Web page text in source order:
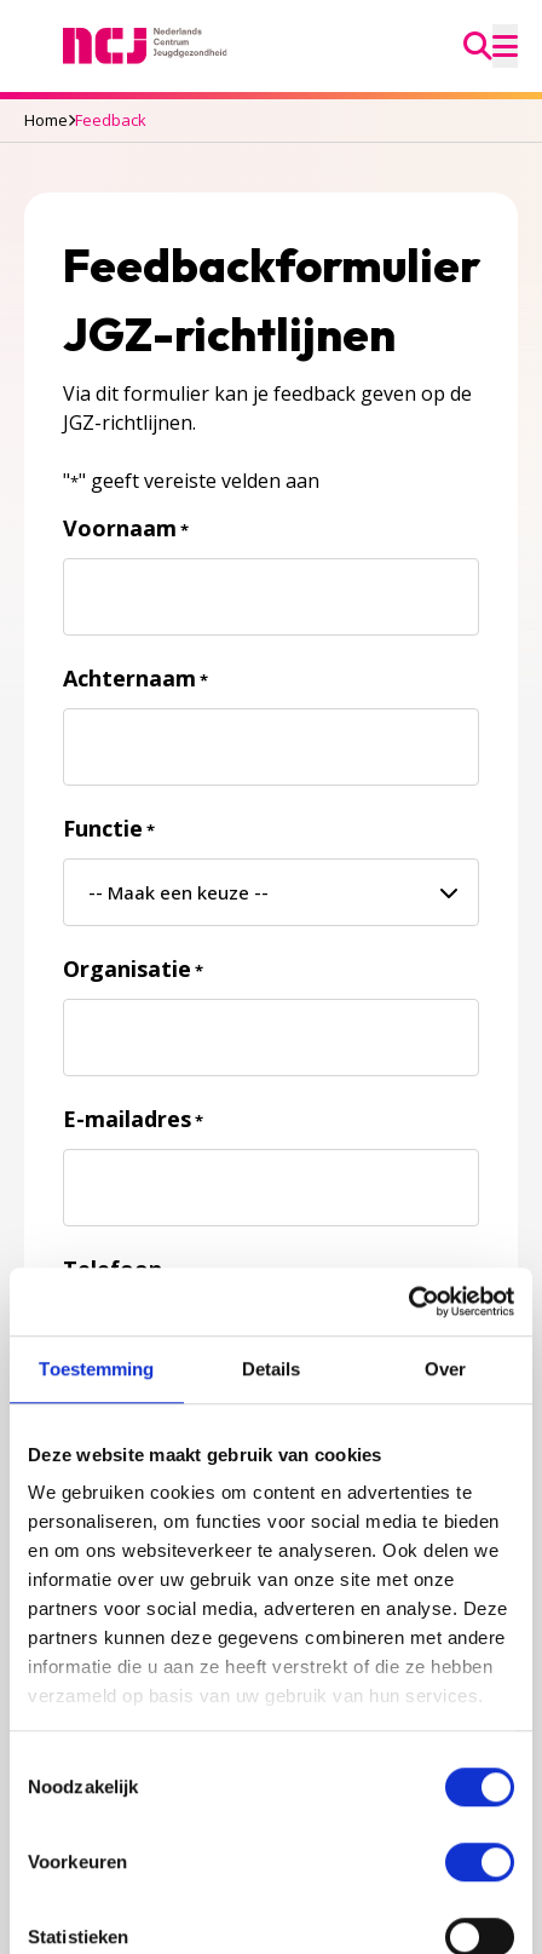
Toestemming Details Over
Deze website maakt gebruik van cookies
We gebruiken cookies om content en advertenties te
personaliseren, om functies voor social media te bieden
en om ons websiteverkeer te analyseren. Ook delen we
informatie over uw gebruik van onze site met onze
partners voor social media, adverteren en analyse. Deze
partners kunnen deze gegevens combineren met andere
informatie die u aan ze heeft verstrekt of die ze hebben
verzameld op basis van uw gebruik van hun services.
Noodzakelijk
Voorkeuren
Statistieken
Ga
Home Feedback
Feedbackformulier
JGZ-richtlijnen
Via dit formulier kan je feedback geven op de
JGZ-richtlijnen.
"*" geeft vereiste velden aan
Voornaam *
Achternaam *
Functie *
Organisatie *
E-mailadres*
Telefoon
Jouw feedback wordt verwerkt door de
adviseurs van het team richtlijnen NCJ. Als zij
feedback meegenomen wordt met de